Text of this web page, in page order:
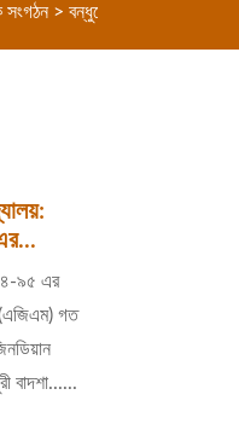
বন্ধন চীর অমর হোক >
৯৫ এর
(এজিএম) গত
বাদশা......